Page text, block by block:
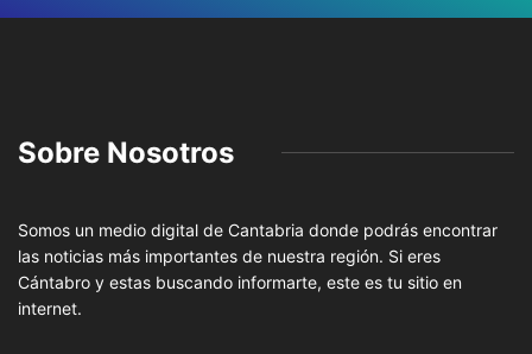
Sobre Nosotros
Somos un medio digital de Cantabria donde podrás encontrar
las noticias más importantes de nuestra región. Si eres
Cántabro y estas buscando informarte, este es tu sitio en
internet.